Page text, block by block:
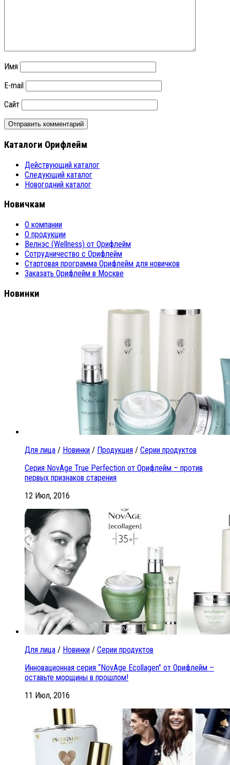
Имя
E-mail
Сайт
Каталоги Орифлейм
Действующий каталог
Следующий каталог
Новогодний каталог
Новичкам
О компании
О продукции
Велнэс (Wellness) от Орифлейм
Сотрудничество с Орифлейм
Стартовая программа Орифлейм для новичков
Заказать Орифлейм в Москве
Новинки
Для лица / Новинки / Продукция / Серии продуктов
Серия NovAge True Perfection от Орифлейм – против
первых признаков старения
12 Июл, 2016
Для лица / Новинки / Серии продуктов
Инновационная серия “NovAge Ecollagen” от Орифлейм –
оставьте морщины в прошлом!
11 Июл, 2016